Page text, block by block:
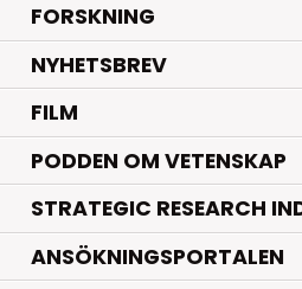
FORSKNING.
NYHETSBREV
FILM
PODDEN OM VETENSKAP
STRATEGIC RESEARCH
ANSÖKNINGSPORTALEN